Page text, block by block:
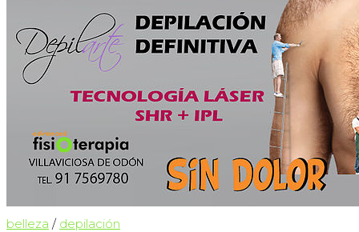
belleza / depilación